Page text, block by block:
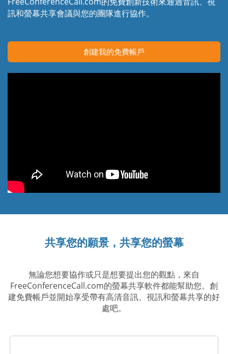
訊和螢幕共享會議與您的團隊進行協作。
創建我的免費帳戶
共享您的願景，共享您的螢幕
無論您想要協作或只是想要提出您的觀點，來自
FreeConferenceCall.com的螢幕共享軟件都能幫助您。創
建免費帳戶並開始享受帶有高清音訊、視訊和螢幕共享的好
處吧。